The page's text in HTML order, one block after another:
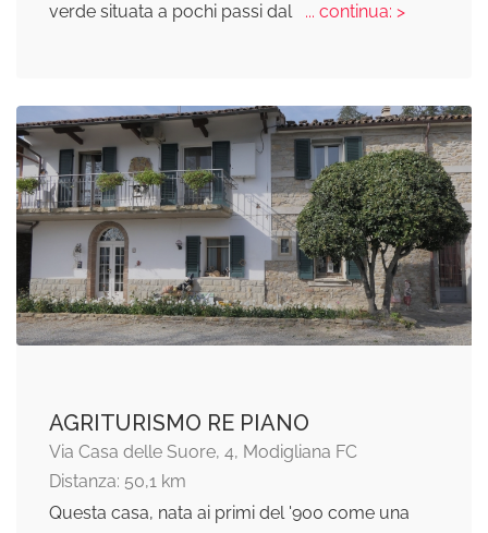
verde situata a pochi passi dal
... continua: >
AGRITURISMO RE PIANO
Via Casa delle Suore, 4, Modigliana FC
Distanza: 50,1 km
Questa casa, nata ai primi del '900 come una